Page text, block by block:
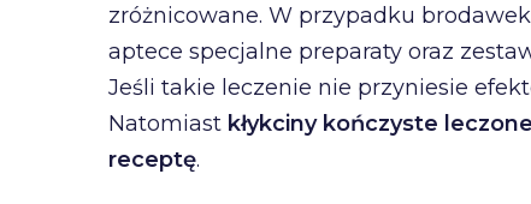
zróżnicowane. W przypadku
aptece specjalne preparaty oraz
Jeśli takie leczenie nie przyniesie
Natomiast kłykciny kończyste
receptę.